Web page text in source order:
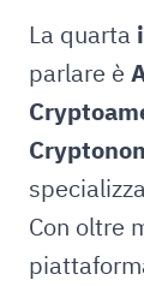
La quarta
parlare è
Con oltre